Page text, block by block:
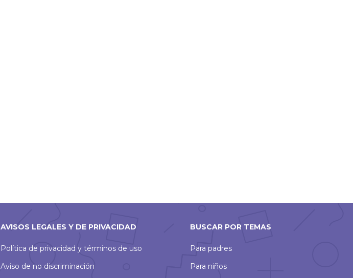
AVISOS LEGALES Y DE PRIVACIDAD
Política de privacidad y términos de uso
Aviso de no discriminación
BUSCAR POR TEMAS
Para padres
Para niños